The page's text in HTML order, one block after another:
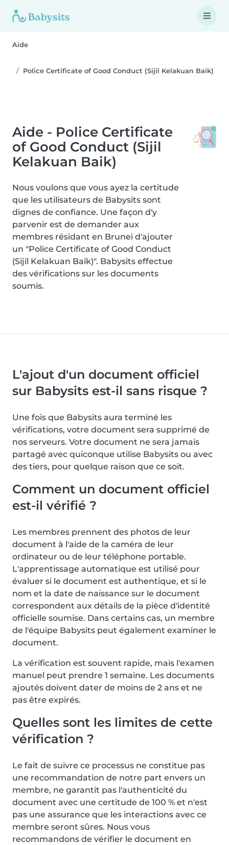
Aide
Police Certificate of Good Conduct (Sijil Kelakuan Baik)
Aide - Police Certificate
of Good Conduct (Sijil
Kelakuan Baik)
Nous voulons que vous ayez la certitude
que les utilisateurs de Babysits sont
dignes de confiance. Une façon d'y
parvenir est de demander aux
membres résidant en Brunei d'ajouter
un "Police Certificate of Good Conduct
(Sijil Kelakuan Baik)". Babysits effectue
des vérifications sur les documents
soumis.
L'ajout d'un document officiel
sur Babysits est-il sans risque ?
Une fois que Babysits aura terminé les
vérifications, votre document sera supprimé de
nos serveurs. Votre document ne sera jamais
partagé avec quiconque utilise Babysits ou avec
des tiers, pour quelque raison que ce soit.
Comment un document officiel
est-il vérifié ?
Les membres prennent des photos de leur
document à l'aide de la caméra de leur
ordinateur ou de leur téléphone portable.
L'apprentissage automatique est utilisé pour
évaluer si le document est authentique, et si le
nom et la date de naissance sur le document
correspondent aux détails de la pièce d'identité
officielle soumise. Dans certains cas, un membre
de l'équipe Babysits peut également examiner le
document.
La vérification est souvent rapide, mais l'examen
manuel peut prendre 1 semaine. Les documents
ajoutés doivent dater de moins de 2 ans et ne
pas être expirés.
Quelles sont les limites de cette
vérification ?
Le fait de suivre ce processus ne constitue pas
une recommandation de notre part envers un
membre, ne garantit pas l'authenticité du
document avec une certitude de 100 % et n'est
pas une assurance que les interactions avec ce
membre seront sûres. Nous vous
recommandons de vérifier le document en